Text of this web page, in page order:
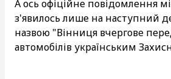
А ось офіційне повідомлення
з'явилось лише на наступний
назвою "Вінниця вчергове
автомобілів українським